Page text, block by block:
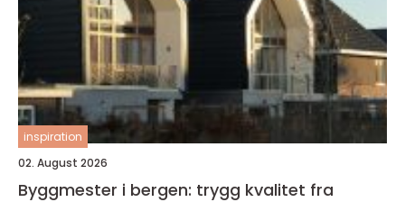
inspiration
02. August 2026
Byggmester i bergen: trygg kvalitet fra